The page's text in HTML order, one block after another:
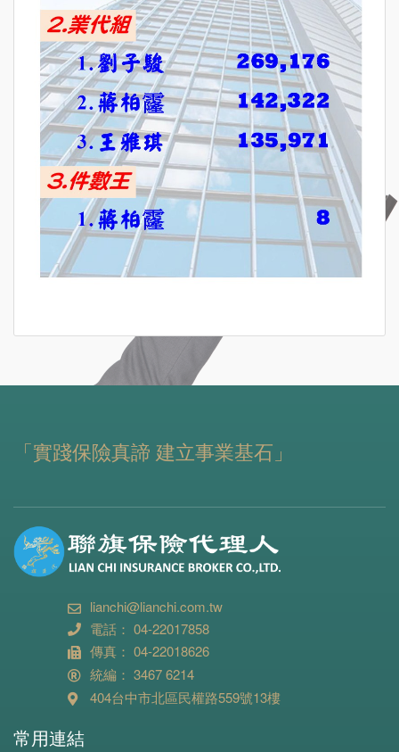
「實踐保險真諦 建立事業基石」
lianchi@lianchi.com.tw
電話： 04-22017858
傳真： 04-22018626
統編： 3467 6214
404台中市北區民權路559號13樓
常用連結